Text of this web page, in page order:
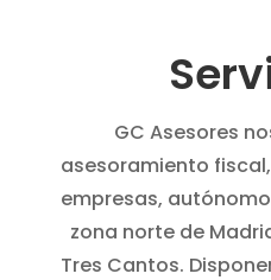
GC Asesores
asesoramiento
empresas,
zona norte de
Tres Cantos.